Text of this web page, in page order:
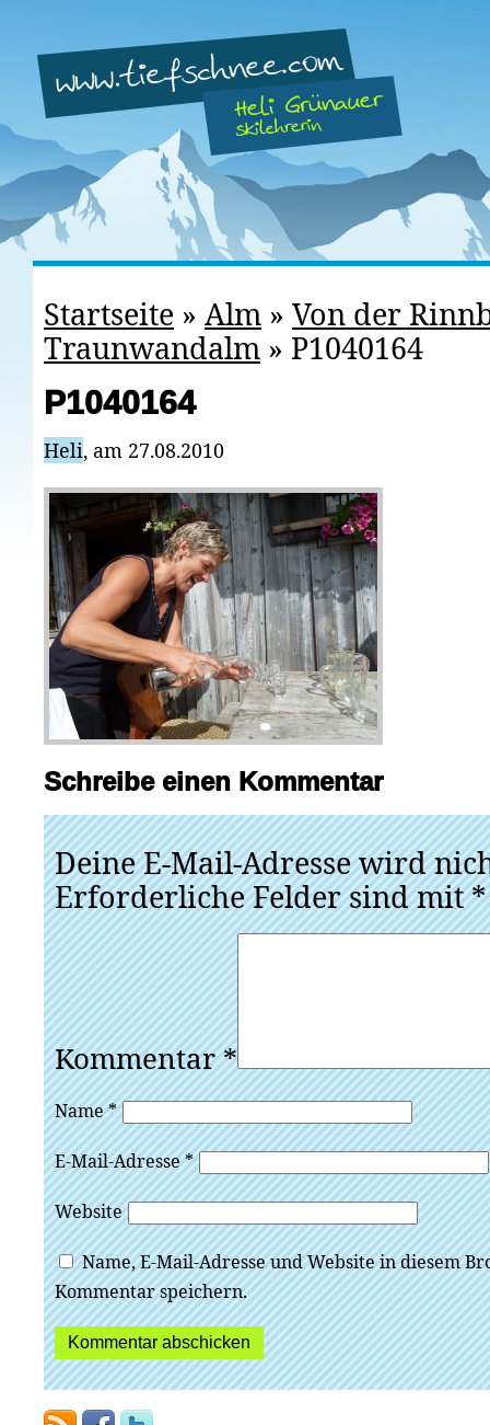
Startseite » Alm » Von der
Traunwandalm » P1040164
P1040164
Heli, am 27.08.2010
Schreibe einen Kommentar
Deine E-Mail-Adresse wird
Erforderliche Felder sind mit*
Kommentar*
Name*
E-Mail-Adresse*
Website
Name, E-Mail-Adresse und Website in diesem
Kommentar speichern.